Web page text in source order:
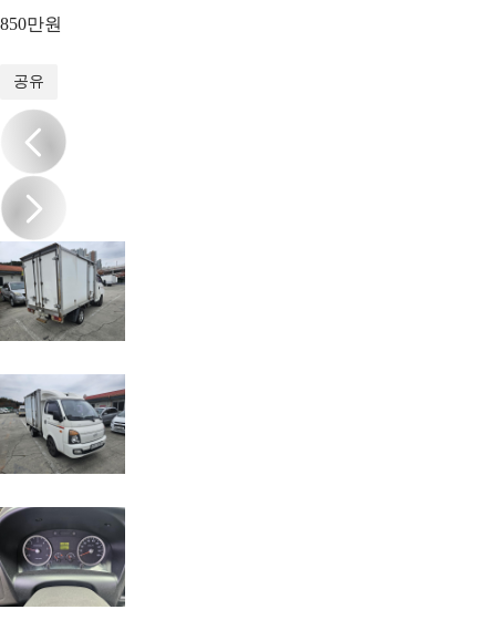
850만원
공유
/10